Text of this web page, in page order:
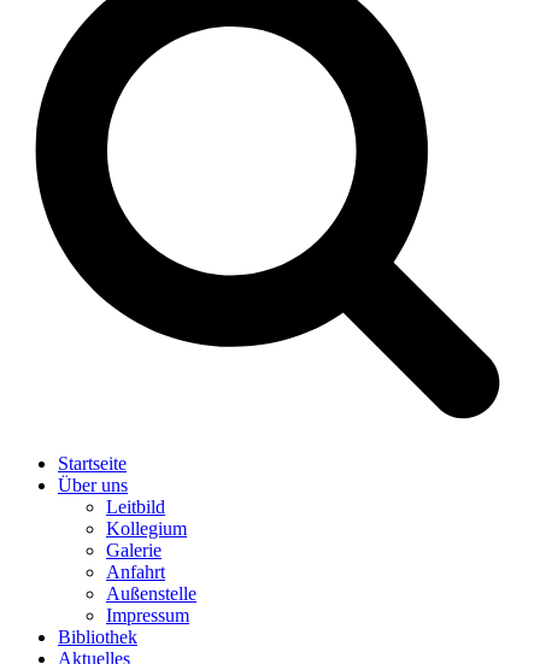
Startseite
Über uns
Leitbild
Kollegium
Galerie
Anfahrt
Außenstelle
Impressum
Bibliothek
Aktuelles